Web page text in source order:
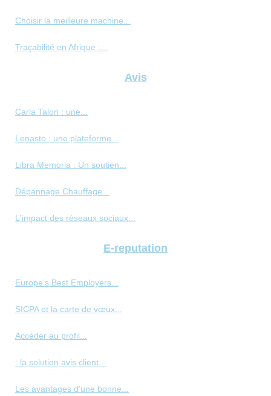
Choisir la meilleure machine...
Traçabilité en Afrique :...
Avis
Carla Talon : une...
Lenasto : une plateforme...
Libra Memoria : Un soutien...
Dépannage Chauffage...
L'impact des réseaux sociaux...
E-reputation
Europe’s Best Employers...
SICPA et la carte de vœux...
Accéder au profil...
: la solution avis client...
Les avantages d'une bonne...